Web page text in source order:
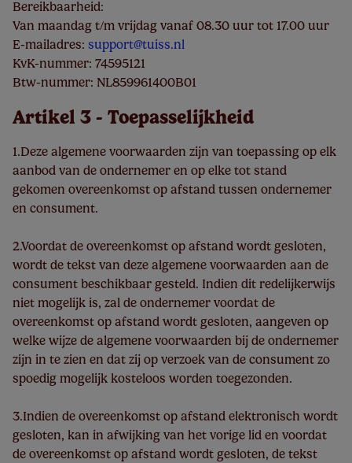
Bereikbaarheid:
Van maandag t/m vrijdag vanaf 08.30 uur tot 17.00 uur
E-mailadres: support@tuiss.nl
KvK-nummer: 74595121
Btw-nummer: NL859961400B01
Artikel 3 - Toepasselijkheid
1.Deze algemene voorwaarden zijn van toepassing op elk
aanbod van de ondernemer en op elke tot stand
gekomen overeenkomst op afstand tussen ondernemer
en consument.
2.Voordat de overeenkomst op afstand wordt gesloten,
wordt de tekst van deze algemene voorwaarden aan de
consument beschikbaar gesteld. Indien dit redelijkerwijs
niet mogelijk is, zal de ondernemer voordat de
overeenkomst op afstand wordt gesloten, aangeven op
welke wijze de algemene voorwaarden bij de ondernemer
zijn in te zien en dat zij op verzoek van de consument zo
spoedig mogelijk kosteloos worden toegezonden.
3.Indien de overeenkomst op afstand elektronisch wordt
gesloten, kan in afwijking van het vorige lid en voordat
de overeenkomst op afstand wordt gesloten, de tekst